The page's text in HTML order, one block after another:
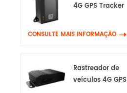
4G GPS Tracker
CONSULTE MAIS INFORMAÇÃO
Rastreador de
veículos 4G GPS